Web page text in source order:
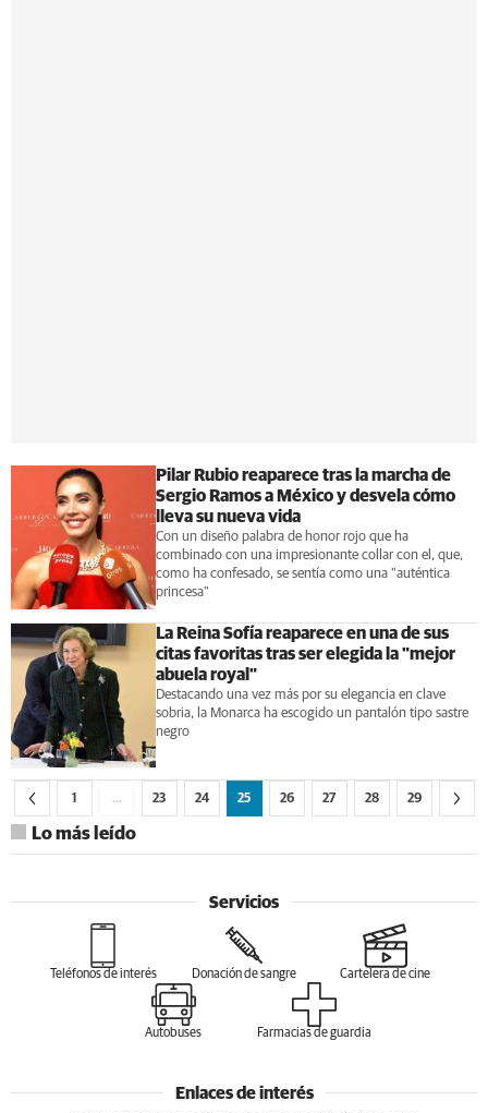
Pilar Rubio reaparece tras la marcha de
Sergio Ramos a México y desvela cómo
lleva su nueva vida
Con un diseño palabra de honor rojo que ha
combinado con una impresionante collar con el, que,
como ha confesado, se sentía como una "auténtica
princesa"
La Reina Sofía reaparece en una de sus
citas favoritas tras ser elegida la "mejor
abuela royal"
Destacando una vez más por su elegancia en clave
sobria, la Monarca ha escogido un pantalón tipo sastre
negro
1 … 23 24 25 26 27 28 29
Lo más leído
Servicios
Teléfonos de interés Donación de sangre Cartelera de cine
Autobuses Farmacias de guardia
Enlaces de interés